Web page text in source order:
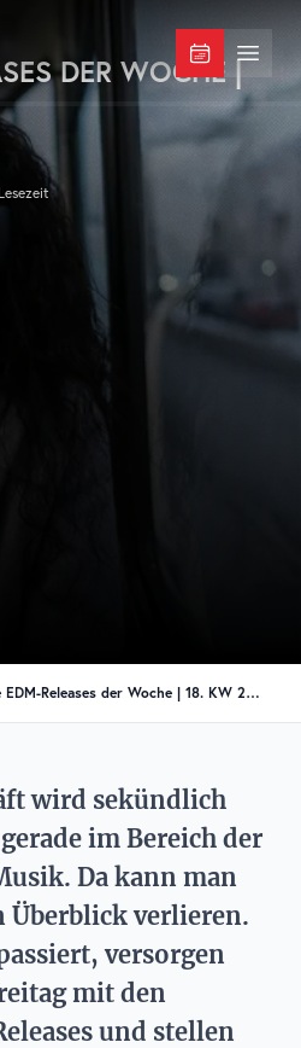
Menü
DER WOCHE |
Die EDM-Releases der Woche | 18. KW 2021
wird sekündlich
im Bereich der
Da kann man
Überblick verlieren.
versorgen
mit den
und stellen